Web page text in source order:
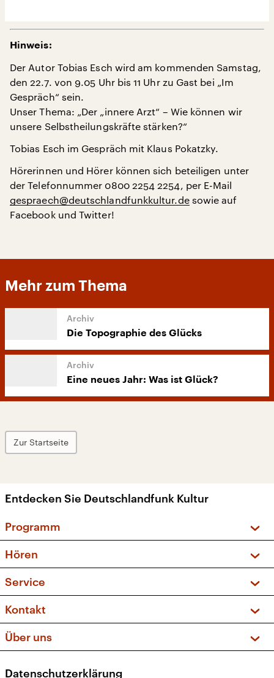
Hinweis:
Der Autor Tobias Esch wird am kommenden Samstag,
den 22.7. von 9.05 Uhr bis 11 Uhr zu Gast bei „Im
Gespräch“ sein.
Unser Thema: „Der „innere Arzt“ – Wie können wir
unsere Selbstheilungskräfte stärken?“
Tobias Esch im Gespräch mit Klaus Pokatzky.
Hörerinnen und Hörer können sich beteiligen unter
der Telefonnummer 0800 2254 2254, per E-Mail
gespraech@deutschlandfunkkultur.desowie auf
Facebook und Twitter!
Mehr zum Thema
Die Topographie des Glücks
Eine neues Jahr: Was ist Glück?
Zur Startseite
Entdecken Sie Deutschlandfunk Kultur
Programm
Sendungen und Podcasts
Musikliste
Kakadu – Das Kinderprogramm
Hören
Frequenzen (UKW + DAB+)
Service
FAQ
Apps
Newsletter
Kontakt
Social Media
Über uns
Datenschutzerklärung